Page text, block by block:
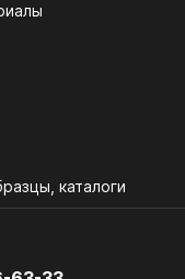
каталоги